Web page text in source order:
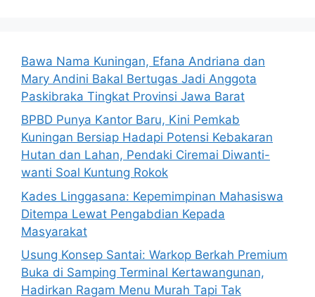
Bawa Nama Kuningan, Efana Andriana dan
Mary Andini Bakal Bertugas Jadi Anggota
Paskibraka Tingkat Provinsi Jawa Barat
BPBD Punya Kantor Baru, Kini Pemkab
Kuningan Bersiap Hadapi Potensi Kebakaran
Hutan dan Lahan, Pendaki Ciremai Diwanti-
wanti Soal Kuntung Rokok
Kades Linggasana: Kepemimpinan Mahasiswa
Ditempa Lewat Pengabdian Kepada
Masyarakat
Usung Konsep Santai: Warkop Berkah Premium
Buka di Samping Terminal Kertawangunan,
Hadirkan Ragam Menu Murah Tapi Tak